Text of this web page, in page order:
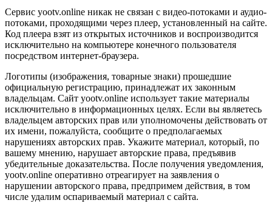
Сервис yootv.online никак не связан с видео-потоками и аудио-
потоками, проходящими через плеер, установленный на сайте.
Код плеера взят из открытых источников и воспроизводится
исключительно на компьютере конечного пользователя
посредством интернет-браузера.
Логотипы (изображения, товарные знаки) прошедшие
официальную регистрацию, принадлежат их законным
владельцам. Сайт yootv.online использует такие материалы
исключительно в информационных целях. Если вы являетесь
владельцем авторских прав или уполномочены действовать от
их имени, пожалуйста, сообщите о предполагаемых
нарушениях авторских прав. Укажите материал, который, по
вашему мнению, нарушает авторские права, предъявив
убедительные доказательства. После получения уведомления,
yootv.online оперативно отреагирует на заявления о
нарушении авторского права, предпримем действия, в том
числе удалим оспариваемый материал с сайта.